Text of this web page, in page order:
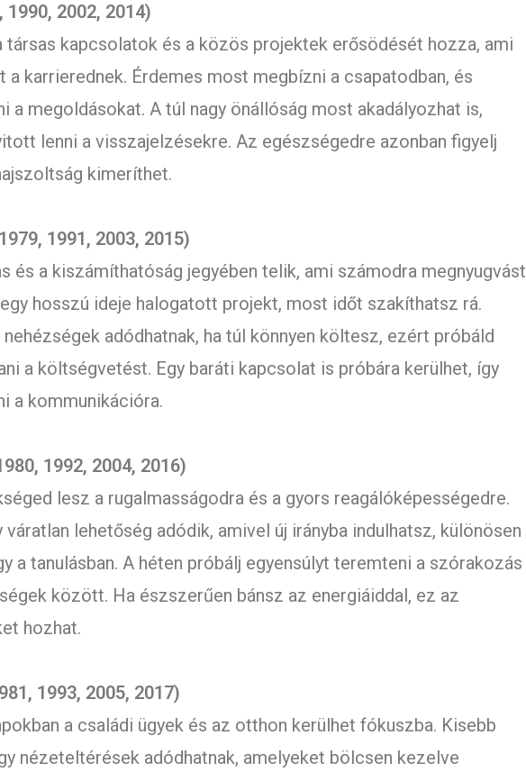
1990, 2002, 2014)
társas kapcsolatok és a közös projektek erősödését hozza, ami
a karrierednek. Érdemes most megbízni a csapatodban, és
a megoldásokat. A túl nagy önállóság most akadályozhat is,
lenni a visszajelzésekre. Az egészségedre azonban figyelj
kimeríthet.
1991, 2003, 2015)
és a kiszámíthatóság jegyében telik, ami számodra megnyugvást
hosszú ideje halogatott projekt, most időt szakíthatsz rá.
nehézségek adódhatnak, ha túl könnyen költesz, ezért próbáld
a költségvetést. Egy baráti kapcsolat is próbára kerülhet, így
a kommunikációra.
1992, 2004, 2016)
lesz a rugalmasságodra és a gyors reagálóképességedre.
váratlan lehetőség adódik, amivel új irányba indulhatsz, különösen
a tanulásban. A héten próbálj egyensúlyt teremteni a szórakozás
között. Ha észszerűen bánsz az energiáiddal, ez az
hozhat.
1993, 2005, 2017)
a családi ügyek és az otthon kerülhet fókuszba. Kisebb
nézeteltérések adódhatnak, amelyeket bölcsen kezelve